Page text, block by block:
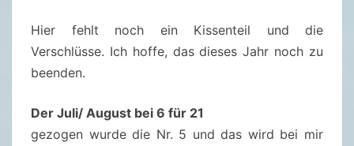
Hier fehlt noch ein Kissenteil und die
Verschlüsse. Ich hoffe, das dieses Jahr noch zu
beenden.
Der Juli/ August bei 6 für 21
gezogen wurde die Nr. 5 und das wird bei mir